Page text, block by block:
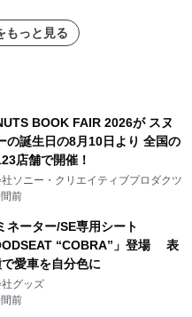
もっと見る
BOOK FAIR 2026が スヌ
の誕生日の8月10日より 全国の
店舗で開催！
ソニー・クリエイティブプロダクツ
前
ネーター/SE専用シート
“COBRA”」登場 表
で愛車を自分色に
グッズ
前